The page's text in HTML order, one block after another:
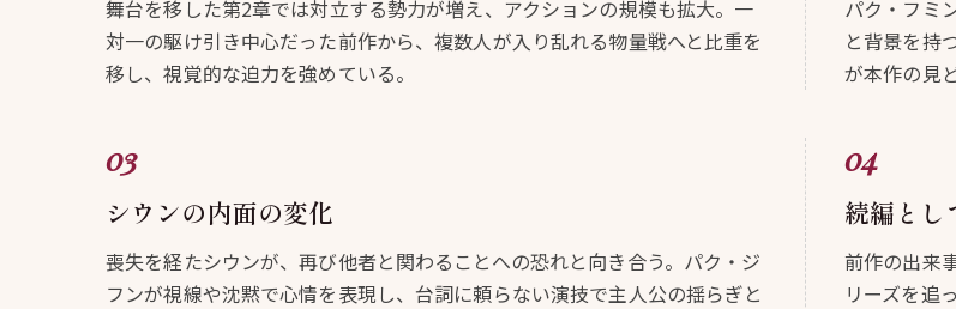
舞台を移した第2章では対立する勢力が増え、アクションの規模も拡大。一
対一の駆け引き中心だった前作から、複数人が入り乱れる物量戦へと比重を
移し、視覚的な迫力を強めている。
パク・フミ
と背景を持
が本作の見
シウンの内面の変化
喪失を経たシウンが、再び他者と関わることへの恐れと向き合う。パク・ジ
フンが視線や沈黙で心情を表現し、台詞に頼らない演技で主人公の揺らぎと
続編とし
前作の出来
リーズを追